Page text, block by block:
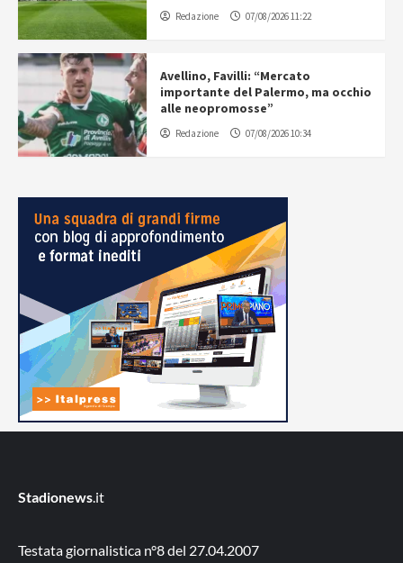
Redazione 07/08/2026 11:22
Avellino, Favilli: “Mercato
importante del Palermo, ma occhio
alle neopromosse”
Redazione 07/08/2026 10:34
Stadionews.it
Testata giornalistica n°8 del 27.04.2007